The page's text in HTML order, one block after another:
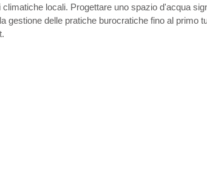
locali. Progettare uno spazio d'acqua
gestione delle pratiche burocratiche fino al primo